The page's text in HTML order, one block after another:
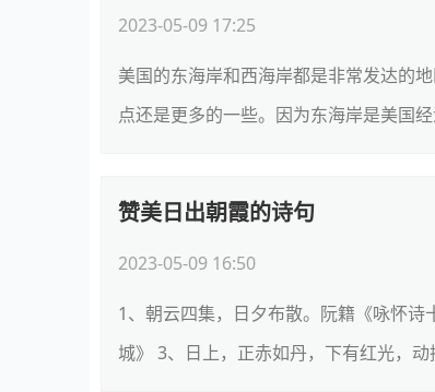
2023-05-09 17:25
美国的东海岸和西海岸都是非常发达的
点还是更多的一些。因为东海岸是美国
赞美日出朝霞的诗句
2023-05-09 16:50
1、朝云四集，日夕布散。阮籍《咏怀
城》 3、日上，正赤如丹，下有红光，